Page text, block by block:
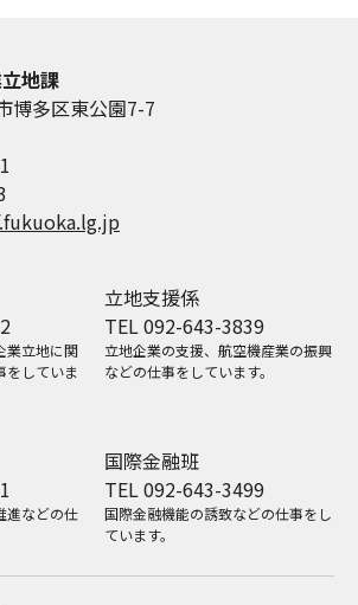
地課
博多区東公園7-7
業立地に関
をしていま
立地支援係
TEL 092-643-3839
立地企業の支援、航空機産業の振興
などの仕事をしています。
進などの仕
国際金融班
TEL 092-643-3499
国際金融機能の誘致などの仕事をし
ています。